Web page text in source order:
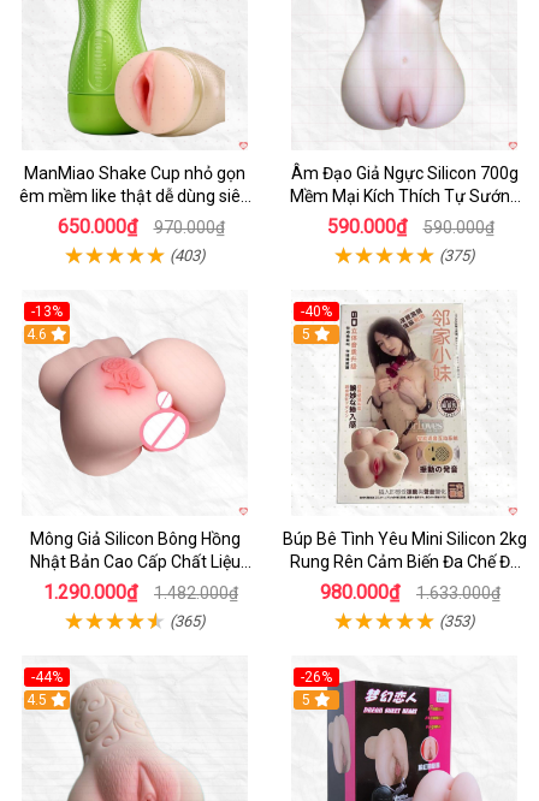
ManMiao Shake Cup nhỏ gọn
êm mềm like thật dễ dùng siêu
hưng phấn
650.000₫ 970.000₫
(403)
Âm Đạo Giả Ngực Silicon 700g
Mềm Mại Kích Thích Tự Sướng
Nam
590.000₫ 590.000₫
(375)
-13%
4.6
Mông Giả Silicon Bông Hồng
Nhật Bản Cao Cấp Chất Liệu
Mềm Mại
1.290.000₫ 1.482.000₫
(365)
-40%
5
Búp Bê Tình Yêu Mini Silicon 2kg
Rung Rên Cảm Biến Đa Chế Độ
Sành Điệu
980.000₫ 1.633.000₫
(353)
-44%
4.5
-26%
Hot
5